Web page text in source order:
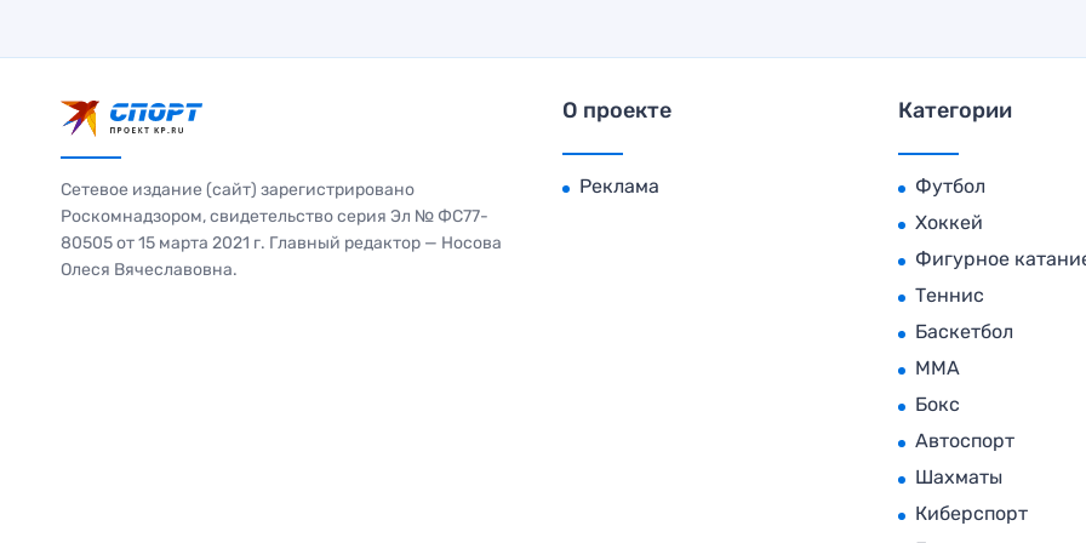
Сетевое издание (сайт) зарегистрировано
Роскомнадзором, свидетельство серия Эл № ФС77-
80505 от 15 марта 2021 г. Главный редактор — Носова
Олеся Вячеславовна.
О проекте
Реклама
Категории
Футбол
Хоккей
Фигурное
Теннис
Баскетбол
MMA
Бокс
Автоспорт
Шахматы
Киберспорт